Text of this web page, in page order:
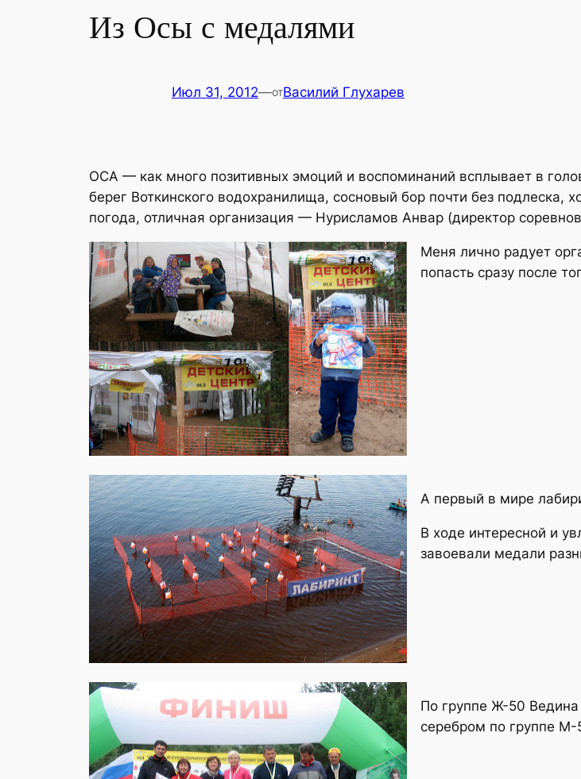
Из Осы с медалями
Июл 31, 2012—отВасилий Глухарев
ОСА — как много позитивных эмоций и воспоминаний всплывает в
берег Воткинского водохранилища, сосновый бор почти без
погода, отличная организация — Нурисламов Анвар (директор
Меня лично радует
попасть сразу после
А первый в мире
В ходе интересной и
завоевали медали
По группе Ж-50
серебром по группе М-